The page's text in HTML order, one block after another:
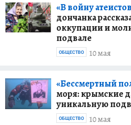
«В войну
дончанка
оккупации и
подвале
10 мая
ОБЩЕСТВО
«Бессмертный
моря: крымские
уникальную
10 мая
ОБЩЕСТВО